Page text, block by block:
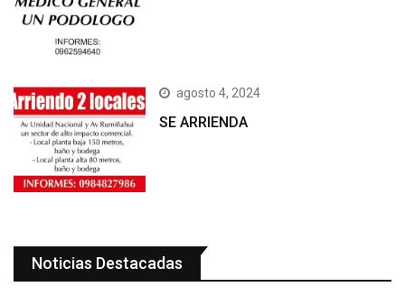
agosto 4, 2024
SE ARRIENDA
Noticias Destacadas